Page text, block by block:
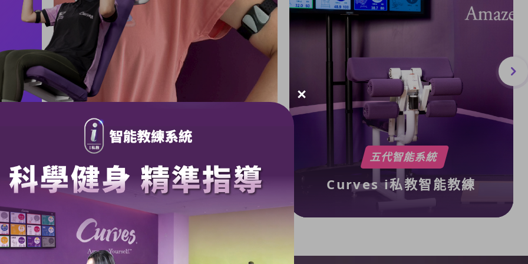
Curves i私教智能教練
五代智能系統
Curves i私教智能教練
預約申請成功
Curves可爾姿教練將在近日與您電話聯